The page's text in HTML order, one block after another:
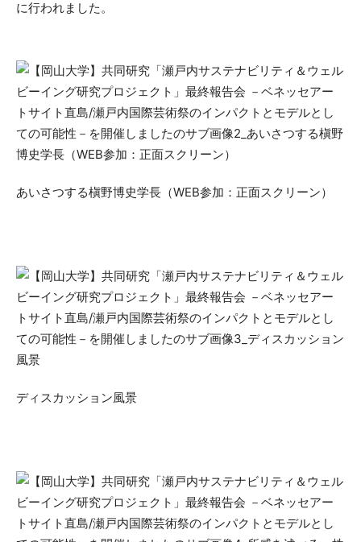
に行われました。
あいさつする槇野博史学長（WEB参加：正面スクリーン）
ディスカッション風景